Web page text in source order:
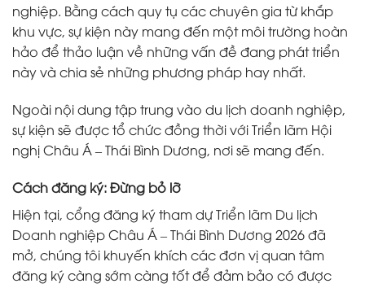
nghiệp. Bằng cách quy tụ các chuyên gia từ khắp
khu vực, sự kiện này mang đến một môi trường hoàn
hảo để thảo luận về những vấn đề đang phát triển
này và chia sẻ những phương pháp hay nhất.
Ngoài nội dung tập trung vào du lịch doanh nghiệp,
sự kiện sẽ được tổ chức đồng thời với Triển lãm Hội
nghị Châu Á – Thái Bình Dương, nơi sẽ mang đến.
Cách đăng ký: Đừng bỏ lỡ
Hiện tại, cổng đăng ký tham dự Triển lãm Du lịch
Doanh nghiệp Châu Á – Thái Bình Dương 2026 đã
mở, chúng tôi khuyến khích các đơn vị quan tâm
đăng ký càng sớm càng tốt để đảm bảo có được